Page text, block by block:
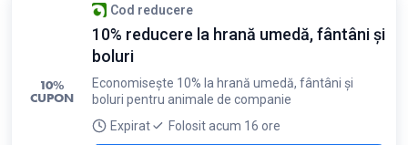
10%
CUPON
Cod reducere
10% reducere la hrană umedă, fântâni și
boluri
Economisește 10% la hrană umedă, fântâni și
boluri pentru animale de companie
Expirat
Folosit acum 16 ore